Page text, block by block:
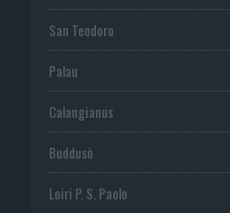
San Teodoro
Palau
Calangianus
Buddusò
Loiri P. S. Paolo